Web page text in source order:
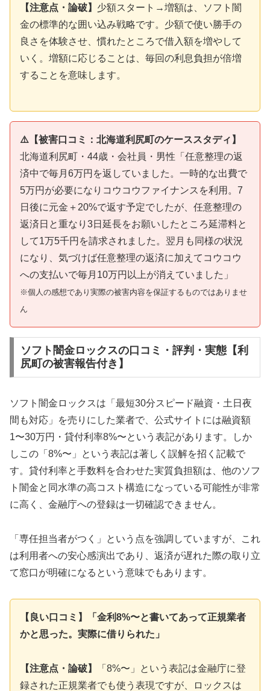
【注意点・論破】 少額スタート→増額は、ソフト闇
金の標準的な囲い込み戦略です。少額で使い勝手の
良さを体験させ、慣れたところで借入額を増やして
いく。増額に応じることは、毎回の利息負担が倍増
することを意味します。
⚠️【被害口コミ：北海道利尻町のケーススタディ】
北海道利尻町・44歳・会社員・男性「任意整理の返
済中で毎月6万円を返していました。一時的な出費で
5万円が必要になりコウコウファイナンスを利用。7
日後に元金＋20%で返す予定でしたが、任意整理の
返済日と重なり3日延長をお願いしたところ延滞料と
して1万5千円を請求されました。翌月も同様の状況
になり、気づけば任意整理の返済に加えてコウコウ
への支払いで毎月10万円以上が消えていました」
※個人の感想であり実際の被害内容を保証するものではありませ
ん
ソフト闇金ロックスの口コミ・評判・実態【利
尻町の被害報告付き】
ソフト闇金ロックスは「最短30分スピード融資・土日夜
間も対応」を売りにした業者で、公式サイトには融資額
1〜30万円・貸付利率8%〜という表記があります。しか
しこの「8%〜」という表記は著しく誤解を招く記載で
す。貸付利率と手数料を合わせた実質負担額は、他のソフ
ト闇金と同水準の高コスト構造になっている可能性が非常
に高く、金融庁への登録は一切確認できません。
「専任担当者がつく」という点を強調していますが、これ
は利用者への安心感演出であり、返済が遅れた際の取り立
て窓口が明確になるという意味でもあります。
【良い口コミ】「金利8%〜と書いてあって正規業者
かと思った。実際に借りられた」
【注意点・論破】
「8%〜」という表記は金融庁に登
録された正規業者でも使う表現ですが、ロックスは